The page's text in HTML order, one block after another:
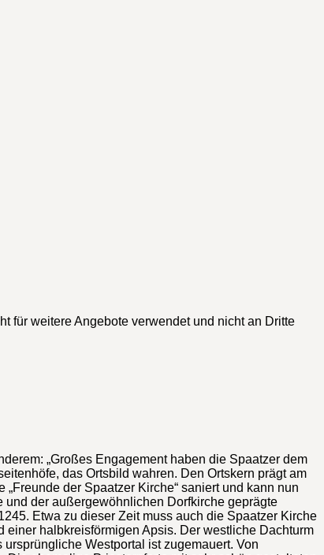
für weitere Angebote verwendet und nicht an Dritte
„Großes Engagement haben die Spaatzer dem
das Ortsbild wahren. Den Ortskern prägt am
der Spaatzer Kirche“ saniert und kann nun
und der außergewöhnlichen Dorfkirche geprägte
Etwa zu dieser Zeit muss auch die Spaatzer Kirche
halbkreisförmigen Apsis. Der westliche Dachturm
Westportal ist zugemauert. Von